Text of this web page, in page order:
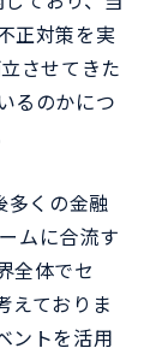
正対策を実
させてきた
るのかにつ
多くの金融
ムに合流す
全体でセ
えておりま
ントを活用